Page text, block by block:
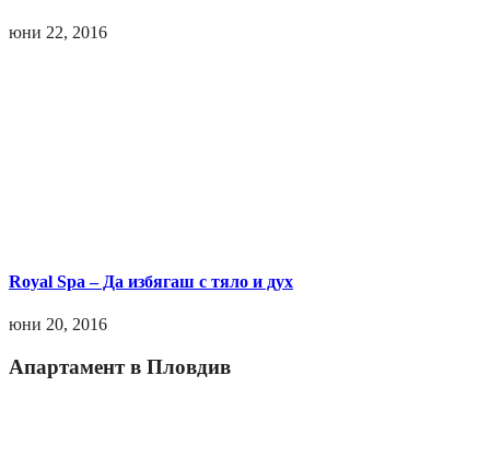
юни 22, 2016
Royal Spa – Да избягаш с тяло и дух
юни 20, 2016
Апартамент в Пловдив